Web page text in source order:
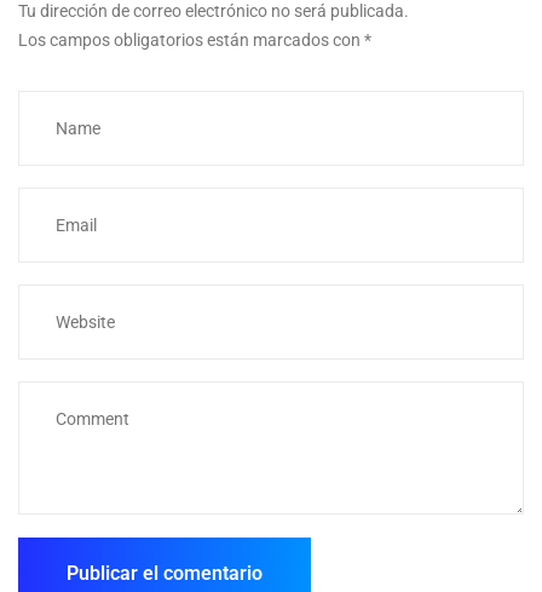
Tu dirección de correo electrónico no será publicada.
Los campos obligatorios están marcados con *